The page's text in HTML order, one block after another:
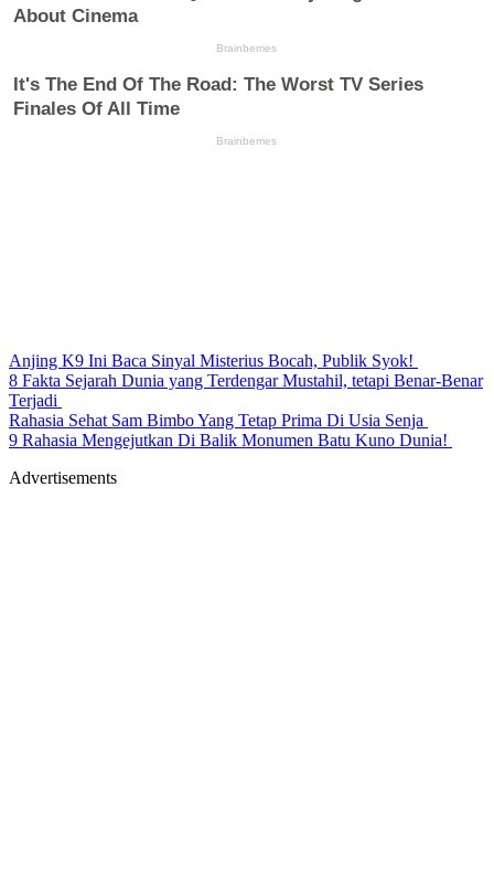
Anjing K9 Ini Baca Sinyal Misterius Bocah, Publik Syok!
8 Fakta Sejarah Dunia yang Terdengar Mustahil, tetapi Benar-Benar
Terjadi
Rahasia Sehat Sam Bimbo Yang Tetap Prima Di Usia Senja
9 Rahasia Mengejutkan Di Balik Monumen Batu Kuno Dunia!
Advertisements